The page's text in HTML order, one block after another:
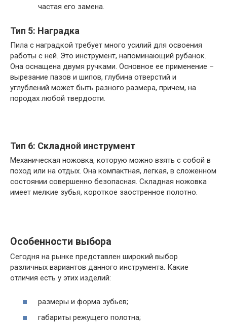
частая его замена.
Тип 5: Наградка
Пила с наградкой требует много усилий для освоения
работы с ней. Это инструмент, напоминающий рубанок.
Она оснащена двумя ручками. Основное ее применение –
вырезание пазов и шипов, глубина отверстий и
углублений может быть разного размера, причем, на
породах любой твердости.
Тип 6: Складной инструмент
Механическая ножовка, которую можно взять с собой в
поход или на отдых. Она компактная, легкая, в сложенном
состоянии совершенно безопасная. Складная ножовка
имеет мелкие зубья, короткое заостренное полотно.
Особенности выбора
Сегодня на рынке представлен широкий выбор
различных вариантов данного инструмента. Какие
отличия есть у этих изделий:
размеры и форма зубьев;
габариты режущего полотна;